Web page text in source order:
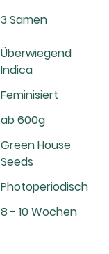
3 Samen
Überwiegend
Indica
Feminisiert
ab 600g
Green House
Seeds
Photoperiodisch
8 - 10 Wochen